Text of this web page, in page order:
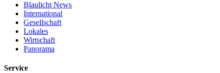
Blaulicht News
International
Gesellschaft
Lokales
Wirtschaft
Panorama
Service